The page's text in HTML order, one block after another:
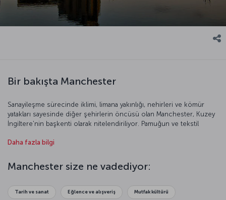
Bir bakışta Manchester
Sanayileşme sürecinde iklimi, limana yakınlığı, nehirleri ve kömür
yatakları sayesinde diğer şehirlerin öncüsü olan Manchester, Kuzey
İngiltere'nin başkenti olarak nitelendiriliyor. Pamuğun ve tekstil
Cottonopolis (pamuk metropolü) olarak anıldı. Manchester United
medya endüstri ve yüksek eğitim seviyesiyle Manchester oldukça
modern bir şehir.
Daha fazla bilgi
Manchester size ne vadediyor:
Tarih ve sanat Eğlence ve alışveriş Mutfak kültürü